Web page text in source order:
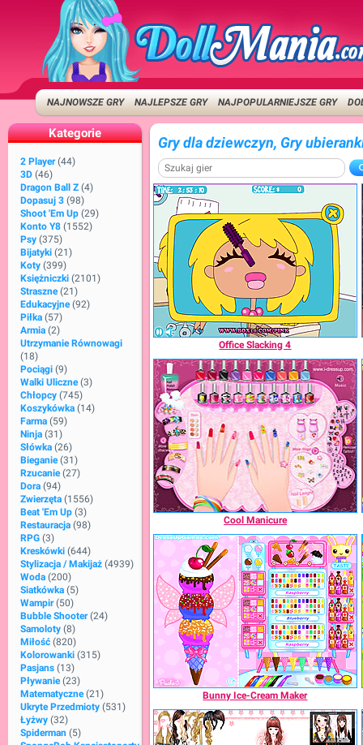
NAJNOWSZE GRY NAJLEPSZE GRY NAJPOPULARNIEJSZE GRY
Kategorie
2 Player (44)
3D (46)
Dragon Ball Z (4)
Dopasuj 3 (98)
Shoot 'Em Up (29)
Konto Y8 (1552)
Psy (375)
Bijatyki (21)
Koty (399)
Księżniczki (2101)
Straszne (21)
Edukacyjne (92)
Piłka (57)
Armia (2)
Utrzymanie Równowagi
(18)
Pociągi (9)
Walki Uliczne (3)
Chłopcy (745)
Koszykówka (14)
Farma (59)
Ninja (31)
Słówka (26)
Bieganie (31)
Rzucanie (27)
Dora (94)
Zwierzęta (1556)
Beat 'em Up (3)
Restauracja (98)
RPG (3)
Kreskówki (644)
Stylizacja / Makijaż (4939)
Woda (200)
Siatkówka (5)
Wampir (50)
Bubble Shooter (24)
Samoloty (8)
Miłość (820)
Kolorowanki (315)
Pasjans (13)
Pływanie (23)
Matematyczne (21)
Ukryte Przedmioty (531)
Łyżwy (32)
Spiderman (5)
Gry dla dziewczyn, Gry
Office Slacking 4
Cool Manicure
Bunny Ice-Cream Maker